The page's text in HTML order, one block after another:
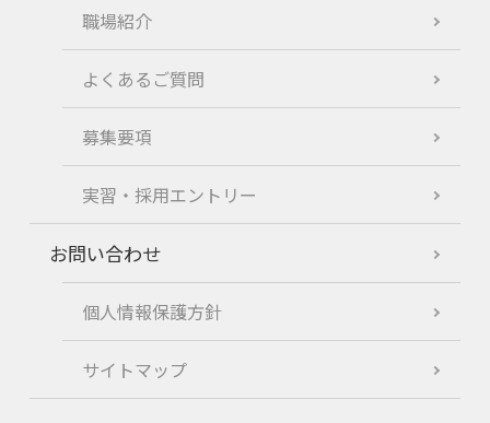
職場紹介
よくあるご質問
募集要項
実習・採用エントリー
お問い合わせ
個人情報保護方針
サイトマップ